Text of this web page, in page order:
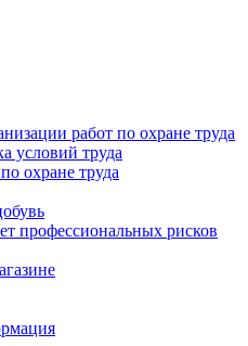
работ по охране труда
условий труда
охране труда
профессиональных рисков